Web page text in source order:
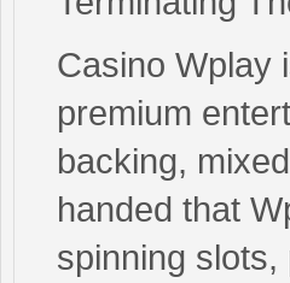
Casino Wplay
premium
backing,
handed that
spinning